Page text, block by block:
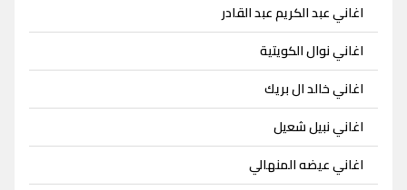
اغاني عبد الكريم عبد القادر
اغاني نوال الكويتية
اغاني خالد ال بريك
اغاني نبيل شعيل
اغاني عيضه المنهالي